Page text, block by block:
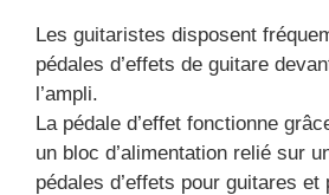
Les guitaristes disposent
pédales d’effets de guitare
l’ampli.
La pédale d’effet fonctionne
un bloc d’alimentation relié sur
pédales d’effets pour guitares et